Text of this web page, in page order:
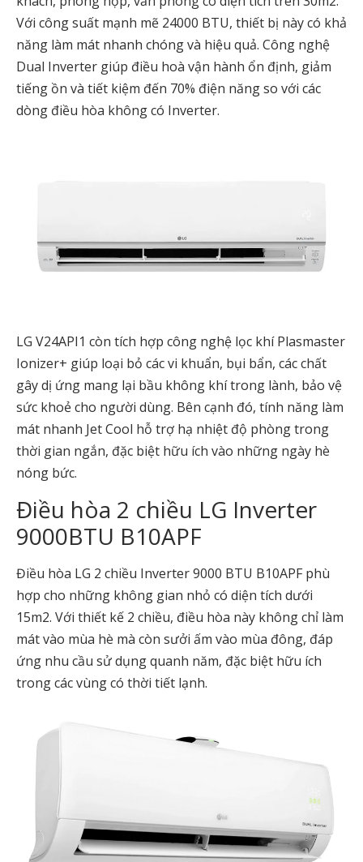
Với công suất mạnh mẽ 24000 BTU, thiết bị này có khả
năng làm mát nhanh chóng và hiệu quả. Công nghệ
Dual Inverter giúp điều hoà vận hành ổn định, giảm
tiếng ồn và tiết kiệm đến 70% điện năng so với các
dòng điều hòa không có Inverter.
LG V24API1 còn tích hợp công nghệ lọc khí Plasmaster
Ionizer+ giúp loại bỏ các vi khuẩn, bụi bẩn, các chất
gây dị ứng mang lại bầu không khí trong lành, bảo vệ
sức khoẻ cho người dùng. Bên cạnh đó, tính năng làm
mát nhanh Jet Cool hỗ trợ hạ nhiệt độ phòng trong
thời gian ngắn, đặc biệt hữu ích vào những ngày hè
nóng bức.
Điều hòa 2 chiều LG Inverter
9000BTU B10APF
Điều hòa LG 2 chiều Inverter 9000 BTU B10APF phù
hợp cho những không gian nhỏ có diện tích dưới
15m2. Với thiết kế 2 chiều, điều hòa này không chỉ làm
mát vào mùa hè mà còn sưởi ấm vào mùa đông, đáp
ứng nhu cầu sử dụng quanh năm, đặc biệt hữu ích
trong các vùng có thời tiết lạnh.